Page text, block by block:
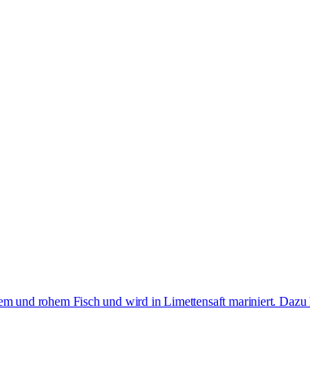
und rohem Fisch und wird in Limettensaft mariniert.